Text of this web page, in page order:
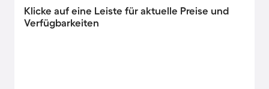
Klicke auf eine Leiste für aktuelle Preise und
Verfügbarkeiten